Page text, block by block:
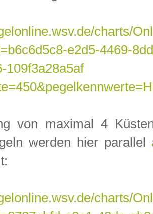
charts/
e2d5-4469-
109f3a28a5af
von maximal 4
werden hier parallel
charts/